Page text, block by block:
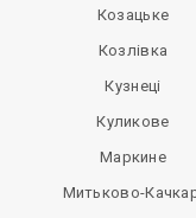
Козацьке
Козлівка
Кузнеці
Куликове
Маркине
Митьково-